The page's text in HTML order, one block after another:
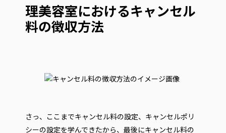
理美容室におけるキャンセル
料の徴収方法
さっ、ここまでキャンセル料の設定、キャンセルポリ
シーの設定を学んできたから、最後にキャンセル料の